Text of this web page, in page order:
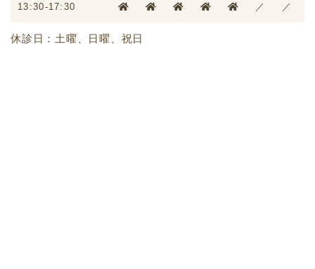
13:30-17:30
／ ／
休診日：土曜、日曜、祝日